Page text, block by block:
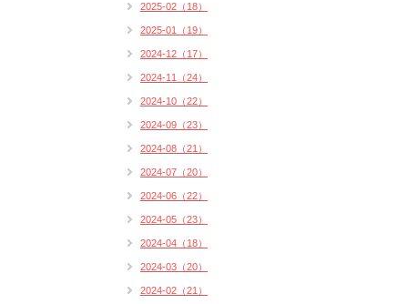
2025-02（18）
2025-01（19）
2024-12（17）
2024-11（24）
2024-10（22）
2024-09（23）
2024-08（21）
2024-07（20）
2024-06（22）
2024-05（23）
2024-04（18）
2024-03（20）
2024-02（21）